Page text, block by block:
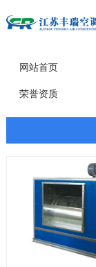
网站首页
荣誉资质